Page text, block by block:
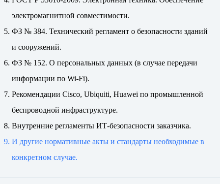
электромагнитной совместимости.
ФЗ № 384. Технический регламент о безопасности зданий
и сооружений.
ФЗ № 152. О персональных данных (в случае передачи
информации по Wi-Fi).
Рекомендации Cisco, Ubiquiti, Huawei по промышленной
беспроводной инфраструктуре.
Внутренние регламенты ИТ-безопасности заказчика.
И другие нормативные акты и стандарты необходимые в
конкретном случае.